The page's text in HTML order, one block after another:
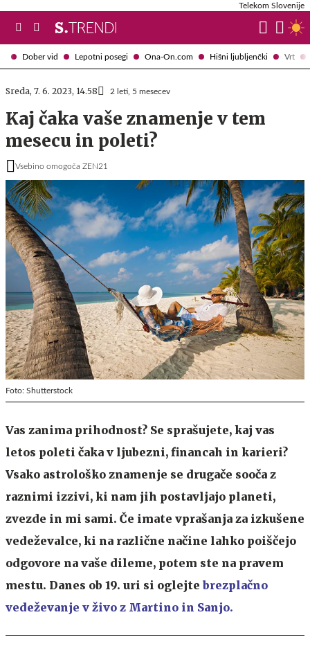
Dober vid Lepotni posegi Ona-On.com Hišni ljubljenčki Vrt
Telekom Slovenije
Sreda, 7. 6. 2023, 14.58 2 leti, 5 mesecev
Kaj čaka vaše znamenje v tem
mesecu in poleti?
Vsebino omogoča ZEN21
Foto: Shutterstock
Vas zanima prihodnost? Se sprašujete, kaj vas
letos poleti čaka v ljubezni, financah in karieri?
Vsako astrološko znamenje se drugače sooča z
raznimi izzivi, ki nam jih postavljajo planeti,
zvezde in mi sami. Če imate vprašanja za izkušene
vedeževalce, ki na različne načine lahko poiščejo
odgovore na vaše dileme, potem ste na pravem
mestu. Danes ob 19. uri si oglejte brezplačno
vedeževanje v živo z Martino in Sanjo.